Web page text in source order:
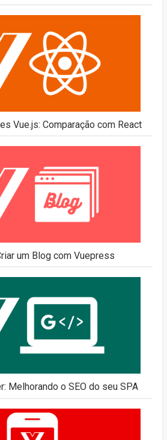
Vue.js: Comparação com React
um Blog com Vuepress
Melhorando o SEO do seu SPA